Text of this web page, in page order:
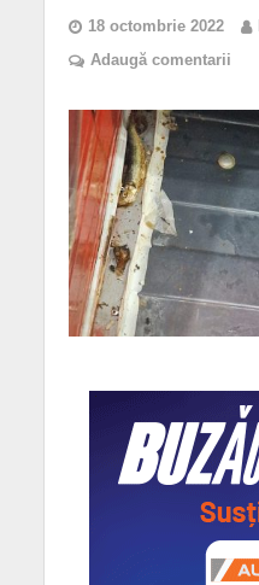
18 octombrie 2022
Adaugă comentarii